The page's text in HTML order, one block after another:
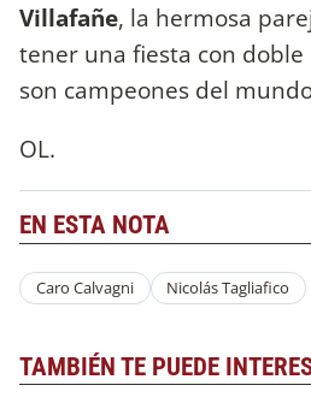
Villafañe, la hermosa
tener una fiesta con
son campeones del
OL.
EN ESTA NOTA
Caro Calvagni Nicolás Tagliafico
TAMBIÉN TE PUEDE